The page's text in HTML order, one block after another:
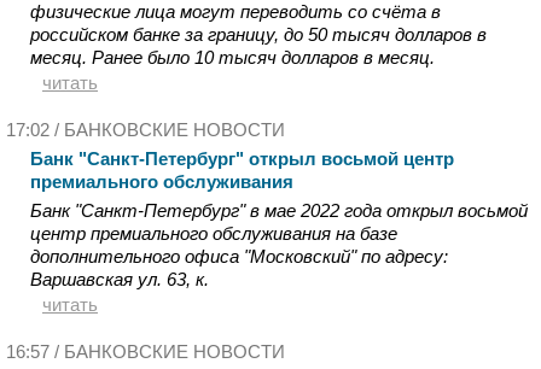
физические лица могут переводить со счёта в
российском банке за границу, до 50 тысяч долларов в
месяц. Ранее было 10 тысяч долларов в месяц.
читать
17:02 / БАНКОВСКИЕ НОВОСТИ
Банк "Санкт-Петербург" открыл восьмой центр
премиального обслуживания
Банк "Санкт-Петербург" в мае 2022 года открыл восьмой
центр премиального обслуживания на базе
дополнительного офиса "Московский" по адресу:
Варшавская ул. 63, к.
читать
16:57 / БАНКОВСКИЕ НОВОСТИ